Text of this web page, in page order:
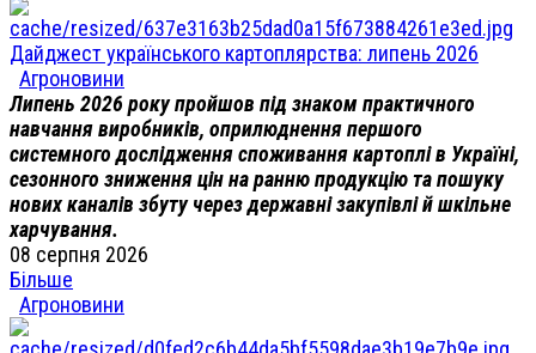
Дайджест українського картоплярства: липень 2026
Агроновини
Липень 2026 року пройшов під знаком практичного
навчання виробників, оприлюднення першого
системного дослідження споживання картоплі в Україні,
сезонного зниження цін на ранню продукцію та пошуку
нових каналів збуту через державні закупівлі й шкільне
харчування.
08 серпня 2026
Більше
Агроновини